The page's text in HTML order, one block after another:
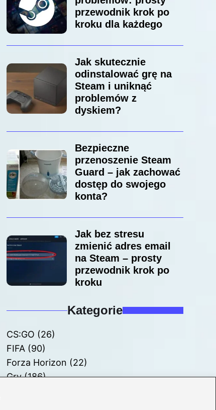
przewodnik krok po
kroku dla każdego
Jak skutecznie
odinstalować grę na
Steam i uniknąć
problemów z
dyskiem?
Bezpieczne
przenoszenie Steam
Guard – jak zachować
dostęp do swojego
konta?
Jak bez stresu
zmienić adres email
na Steam – prosty
przewodnik krok po
kroku
Kategorie
CS:GO (26)
FIFA(90)
Forza Horizon (22)
Gry(186)